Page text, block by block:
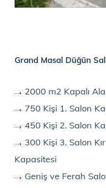
Grand Masal Düğün
2000 m2 Kapalı
750 Kişi 1. Salon
450 Kişi 2. Salon
300 Kişi 3. Salon
Kapasitesi
Geniş ve Ferah